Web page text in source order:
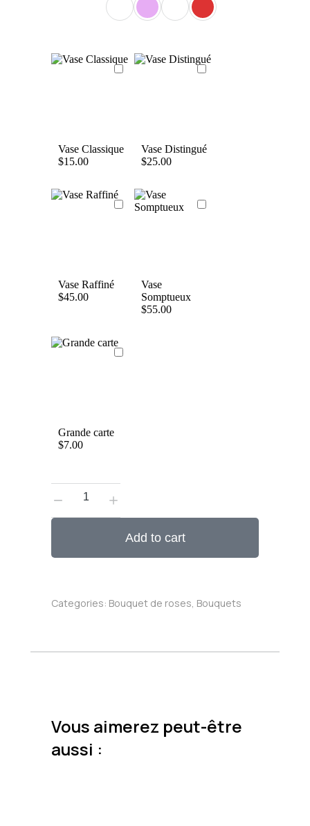
Vase Classique
$15.00
Vase Distingué
$25.00
Vase Raffiné
$45.00
Vase
Somptueux
$55.00
Grande carte
$7.00
Add to cart
Categories: Bouquet de roses, Bouquets
Vous aimerez peut-être
aussi :